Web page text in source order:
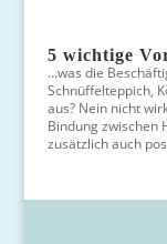
5 wichtige
…was die
Schnüffelteppich,
aus? Nein nicht
Bindung zwischen
zusätzlich auch